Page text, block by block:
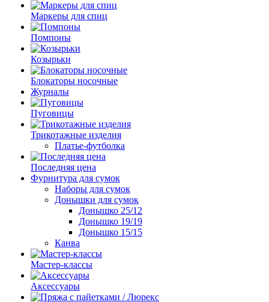
Маркеры для спиц
Помпоны
Козырьки
Блокаторы носочные
Журналы
Пуговицы
Трикотажные изделия
Платье-футболка
Последняя цена
Фурнитура для сумок
Наборы для сумок
Донышки для сумок
Донышко 25/12
Донышко 19/19
Донышко 15/15
Канва
Мастер-классы
Аксессуары